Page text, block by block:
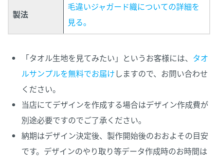
製法
毛違いジャガード織についての詳細を
見る。
「タオル生地を見てみたい」というお客様には、 タオ
ルサンプルを無料でお届けしますので、お問い合わせ
ください。
当店にてデザインを作成する場合はデザイン作成費が
別途必要ですのでご了承ください。
納期はデザイン決定後、製作開始後のおおよその目安
です。デザインのやり取り等データ作成時のお時間は